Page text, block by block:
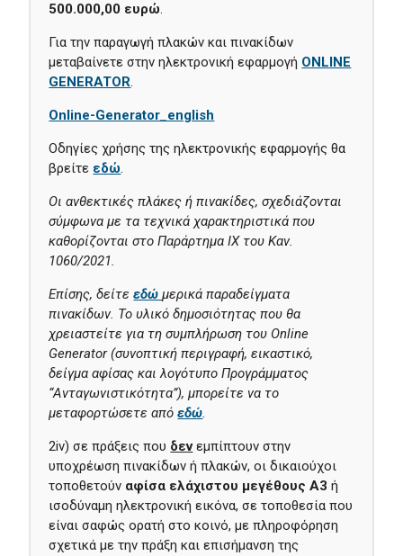
500.000,00 ευρώ.
Για την παραγωγή πλακών και πινακίδων
μεταβαίνετε στην ηλεκτρονική εφαρμογή ONLINE
GENERATOR.
Οnline-Generator_english
Οδηγίες χρήσης της ηλεκτρονικής εφαρμογής θα
βρείτε εδώ.
Οι ανθεκτικές πλάκες ή πινακίδες, σχεδιάζονται
σύμφωνα με τα τεχνικά χαρακτηριστικά που
καθορίζονται στο Παράρτημα ΙΧ του Καν.
1060/2021.
Επίσης, δείτεεδώμερικά παραδείγματα
πινακίδων. Το υλικό δημοσιότητας που θα
χρειαστείτε για τη συμπλήρωση του Online
Generator(συνοπτική περιγραφή, εικαστικό,
δείγμα αφίσας και λογότυπο Προγράμματος
“Ανταγωνιστικότητα”), μπορείτε να το
μεταφορτώσετε απόεδώ.
2iv) σε πράξεις που δεν εμπίπτουν στην
υποχρέωση πινακίδων ή πλακών, οι δικαιούχοι
τοποθετούν αφίσα ελάχιστου μεγέθους Α3 ή
ισοδύναμη ηλεκτρονική εικόνα, σε τοποθεσία που
είναι σαφώς ορατή στο κοινό, με πληροφόρηση
σχετικά με την πράξη και επισήμανση της